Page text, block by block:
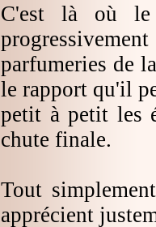
C'est là où le
parfumeries de
le rapport qu'il
petit à petit les
chute finale.
Tout
apprécient